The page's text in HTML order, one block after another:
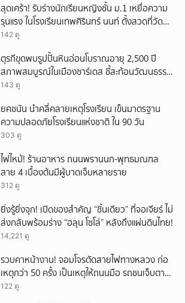
สุดเศร้า! รับร่างนักเรียนหญิงชั้น ม.1 เหยื่อความ
รุนแรง ในโรงเรียนเทพศิรินทร์ นนท์ ตั้งสวดที่วัด
ลาดปลาดุก
142 ดู
ตุรกีขุดพบรูปปั้นหินอ่อนโบราณอายุ 2,500 ปี
สภาพสมบูรณ์ในเมืองซาร์เดส ชี้สะท้อนวัฒนธรรม
ลิเดีย
143 ดู
ยศชนัน นำคลี่คลายเหตุโรงเรียน เข็นมาตรฐาน
ความปลอดภัยโรงเรียนแห่งชาติ ใน 90 วัน
303 ดู
ไฟไหม้! ร้านอาหาร ถนนพรานนก-พุทธมณฑล
สาย 4 เบื้องต้นมีผู้บาดเจ็บหลายราย
312 ดู
ยิ่งรู้ยิ่งจุก! เปิดของสำคัญ “ชิ้นเดียว” ที่จอเจียร์ ไม่
ส่งกลับพร้อมร่าง “ฮลุน โซโล่” หลังถึงแผ่นดินไทย!
14,221 ดู
รวบคาหน้างาน! จอมโจรตัดสายไฟทางหลวง ก่อ
เหตุกว่า 50 ครั้ง เป็นเหตุให้ถนนมือ รถชนเจ็บตาย
หลายสิบราย เสียหายราว 10 ล้าน
122 ดู